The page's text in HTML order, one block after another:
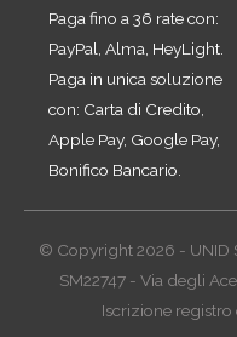
Paga fino a 36 rate con:
PayPal, Alma, HeyLight.
Paga in unica soluzione
con: Carta di Credito,
Apple Pay, Google Pay,
Bonifico Bancario.
© Copyright 2026 - UNID
SM22747 - Via degli
Iscrizione registro